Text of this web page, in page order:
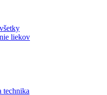
technika